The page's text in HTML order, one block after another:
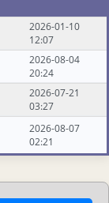
2026-01-10
12:07
2026-08-04
20:24
2026-07-21
03:27
2026-08-07
02:21